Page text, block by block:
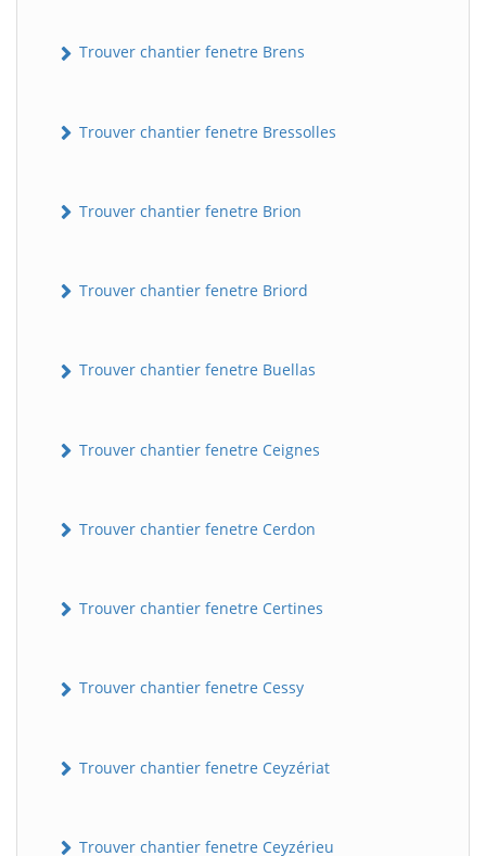
Trouver chantier fenetre Brens
Trouver chantier fenetre Bressolles
Trouver chantier fenetre Brion
Trouver chantier fenetre Briord
Trouver chantier fenetre Buellas
Trouver chantier fenetre Ceignes
Trouver chantier fenetre Cerdon
Trouver chantier fenetre Certines
Trouver chantier fenetre Cessy
Trouver chantier fenetre Ceyzériat
Trouver chantier fenetre Ceyzérieu